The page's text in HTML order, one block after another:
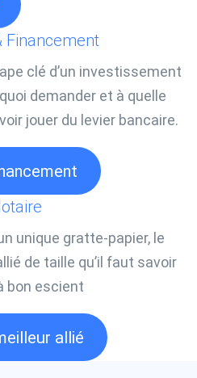
Financement
clé d’un investissement
demander et à quelle
jouer du levier bancaire.
unique gratte-papier, le
de taille qu’il faut savoir
bon escient
allié